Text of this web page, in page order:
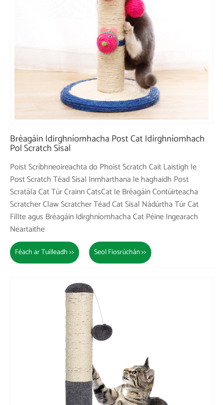
Bréagáin Idirghníomhacha Post Cat Idirghníomhach
Pol Scratch Sisal
Poist Scríbhneoireachta do Phoist Scratch Cait Laistigh le
Post Scratch Téad Sisal Inmharthana le haghaidh Post
Scratála Cat Túr Crainn CatsCat le Bréagáin Contúirteacha
Scratcher Claw Scratcher Téad Cat Sisal Nádúrtha Túr Cat
Fillte agus Bréagáin Idirghníomhacha Cat Péine Ingearach
Neartaithe
Féach ar Tuilleadh >> Seol Fiosrúchán >>